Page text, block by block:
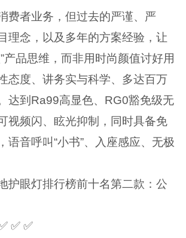
费者业务，但过去的严谨、严
理念，以及多年的方案经验，让
产品思维，而非用时尚颜值讨好用
态度、讲务实与科学、多达百万
达到Ra99高显色、RG0豁免级无
视频闪、眩光抑制，同时具备免
语音呼叫“小书”、入座感应、无极
护眼灯排行榜前十名第二款：公
✅ ✅